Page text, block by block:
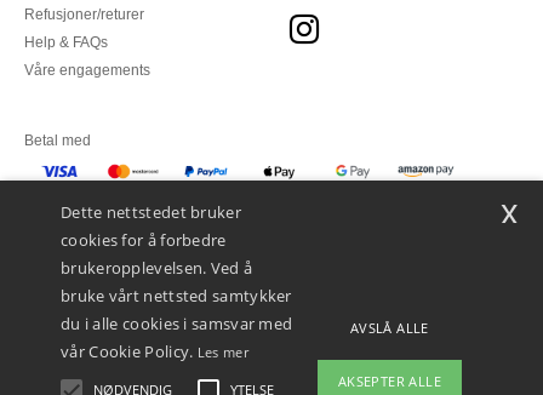
Refusjoner/returer
Help & FAQs
Våre engagements
Betal med
Dette nettstedet bruker
cookies for å forbedre
brukeropplevelsen. Ved å
bruke vårt nettsted samtykker
du i alle cookies i samsvar med
vår Cookie Policy. Les mer
NØDVENDIG YTELSE
AVSLÅ ALLE
AKSEPTER ALLE
x